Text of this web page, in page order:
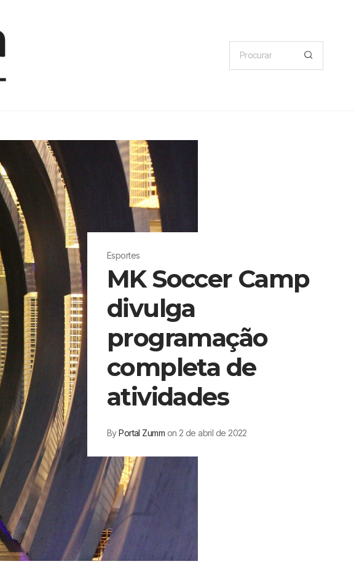
Esportes
MK Soccer Camp
divulga
programação
completa de
atividades
ByPortal Zumm on 2 de abril de 2022